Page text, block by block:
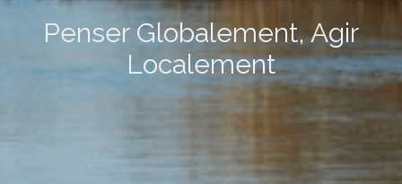
Penser Globalement, Agir
Localement